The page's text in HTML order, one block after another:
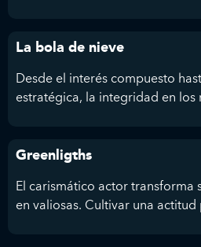
La bola de nieve
Desde el interés compuesto
estratégica, la integridad en los
Greenligths
El carismático actor transforma
en valiosas. Cultivar una actitud